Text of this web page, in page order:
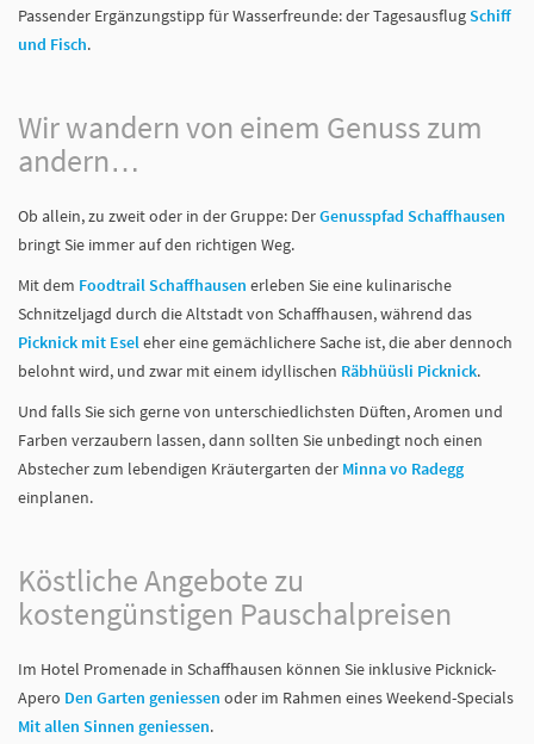
Passender Ergänzungstipp für Wasserfreunde: der TagesausflugSchiff
und Fisch.
Wir wandern von einem Genuss zum
andern…
Ob allein, zu zweit oder in der Gruppe: DerGenusspfad Schaffhausen
bringt Sie immer auf den richtigen Weg.
Mit dem Foodtrail Schaffhausen erleben Sie eine kulinarische
Schnitzeljagd durch die Altstadt von Schaffhausen, während das
Picknick mit Eseleher eine gemächlichere Sache ist, die aber dennoch
belohnt wird, und zwar mit einem idyllischen Räbhüüsli Picknick.
Und falls Sie sich gerne von unterschiedlichsten Düften, Aromen und
Farben verzaubern lassen, dann sollten Sie unbedingt noch einen
Abstecher zum lebendigen Kräutergarten der Minna vo Radegg
einplanen.
Köstliche Angebote zu
kostengünstigen Pauschalpreisen
Im Hotel Promenade in Schaffhausen können Sie inklusive Picknick-
Apero Den Garten geniessen oder im Rahmen eines Weekend-Specials
Mit allen Sinnen geniessen.